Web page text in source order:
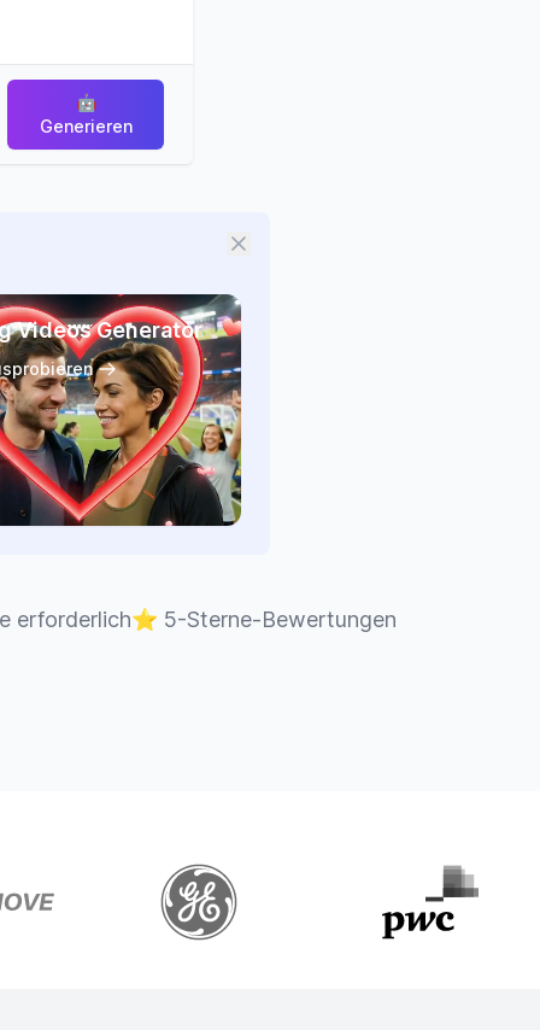
🤖
Generieren
Videos Generator
erforderlich⭐ 5-Sterne-Bewertungen